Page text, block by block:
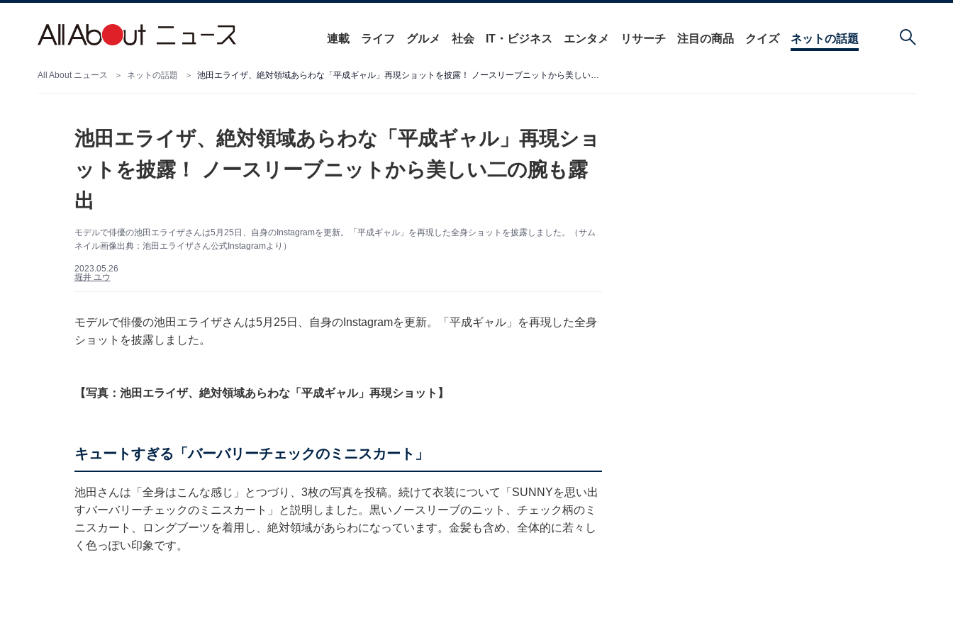
連載 ライフ グルメ 社会 IT・ビジネス エンタメ リサーチ 注目の商品 クイズ ネットの話題
All About ニュース ネットの話題 池田エライザ、絶対領域あらわな「平成ギャル」再現ショットを披露！ ノースリーブニットから美しい二の腕も露出
池田エライザ、絶対領域あらわな「平成ギャル」再現ショ
ットを披露！ ノースリーブニットから美しい二の腕も露
出
モデルで俳優の池田エライザさんは5月25日、自身のInstagramを更新。「平成ギャル」を再現した全身ショットを披露しました。（サム
ネイル画像出典：池田エライザさん公式Instagramより）
2023.05.26
堀井 ユウ
モデルで俳優の池田エライザさんは5月25日、自身のInstagramを更新。「平成ギャル」を再現した全身
ショットを披露しました。
【写真：池田エライザ、絶対領域あらわな「平成ギャル」再現ショット】
キュートすぎる「バーバリーチェックのミニスカート」
池田さんは「全身はこんな感じ」とつづり、3枚の写真を投稿。続けて衣装について「SUNNYを思い出
すバーバリーチェックのミニスカート」と説明しました。黒いノースリーブのニット、チェック柄のミ
ニスカート、ロングブーツを着用し、絶対領域があらわになっています。金髪も含め、全体的に若々し
く色っぽい印象です。